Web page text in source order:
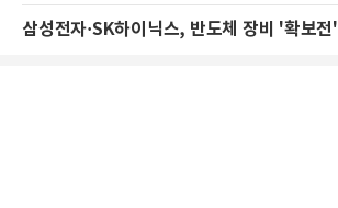
삼성전자·SK하이닉스, 반도체 장비 '확보전'